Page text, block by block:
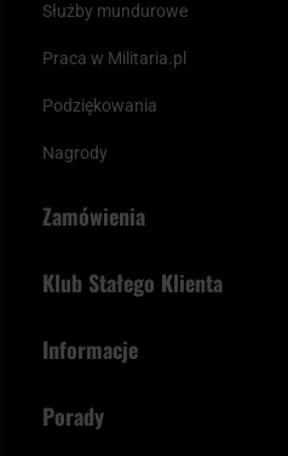
Służby mundurowe
Praca w Militaria.pl
Podziękowania
Nagrody
Zamówienia
Paczka w weekend
Status zamówienia
Klub Stałego Klienta
Unboxing Militaria.pl
Informacje
Porady